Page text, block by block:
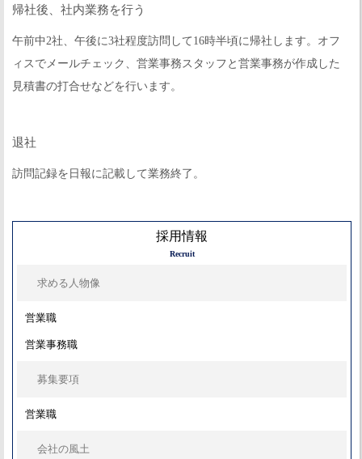
帰社後、社内業務を行う
午前中2社、午後に3社程度訪問して16時半頃に帰社します。オフ
ィスでメールチェック、営業事務スタッフと営業事務が作成した
見積書の打合せなどを行います。
退社
訪問記録を日報に記載して業務終了。
採用情報
Recruit
求める人物像
営業職
営業事務職
募集要項
営業職
会社の風土